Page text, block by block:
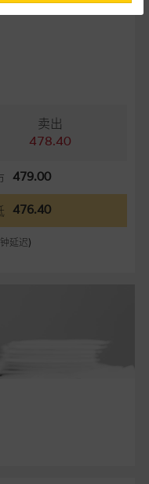
卖出
478.40
479.00
476.40
延迟)
考虑个人风险
之来源，且均以真诚提
，故就阁下的目的而
理集团不会，亦没有义
显失实之地方。网站内
用假设及参数并非唯一
价单丶公开资料或分析
不保证任何所示的指示
证将来表现。网站内容
任何合约的根据，以购
站内容由麦格理集团所
团职员所知的资料。